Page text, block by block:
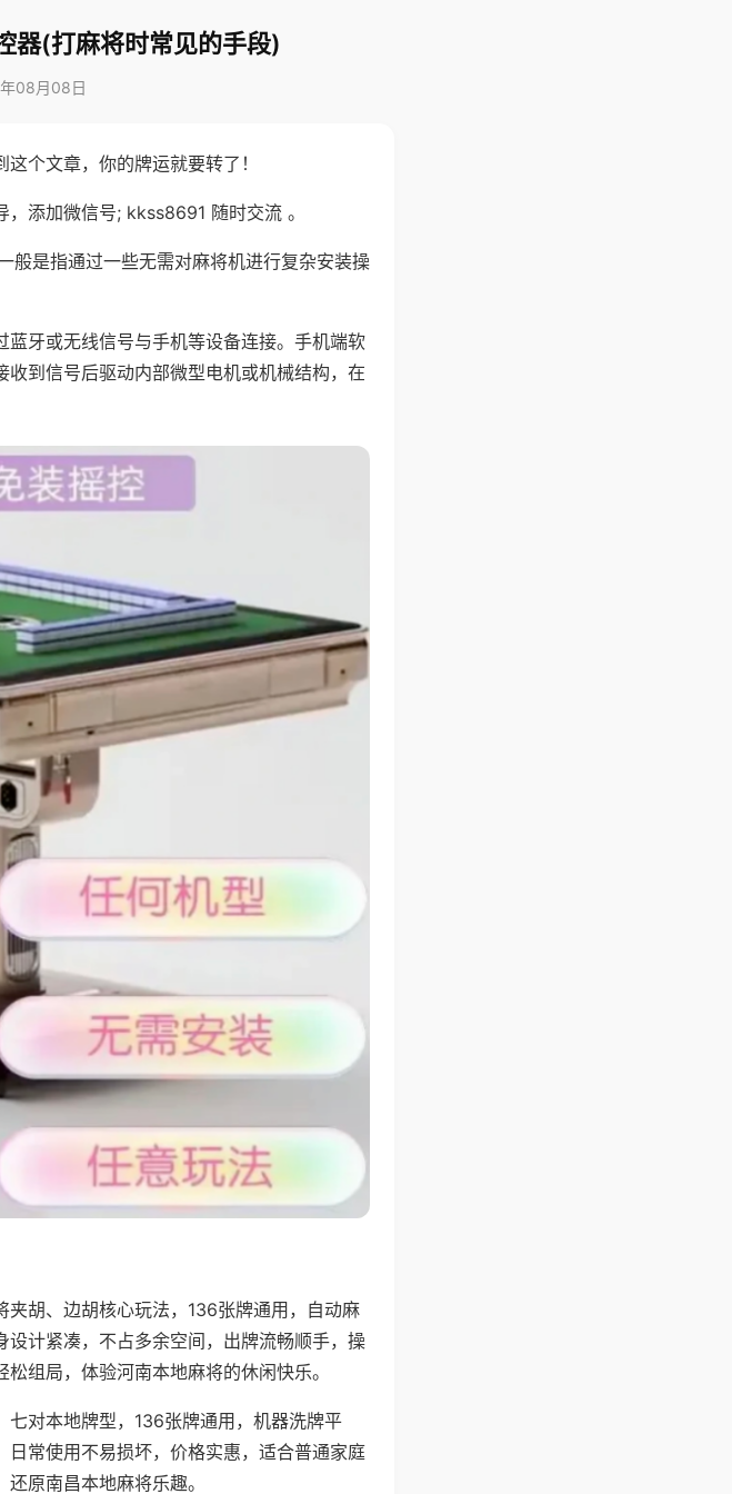
器(打麻将时常见的手段)
08月08日
个文章，你的牌运就要转了！
添加微信号; kkss8691 随时交流 。
般是指通过一些无需对麻将机进行复杂安装操
牙或无线信号与手机等设备连接。手机端软
到信号后驱动内部微型电机或机械结构，在
夹胡、边胡核心玩法，136张牌通用，自动麻
计紧凑，不占多余空间，出牌流畅顺手，操
组局，体验河南本地麻将的休闲快乐。
对本地牌型，136张牌通用，机器洗牌平
常使用不易损坏，价格实惠，适合普通家庭
原南昌本地麻将乐趣。